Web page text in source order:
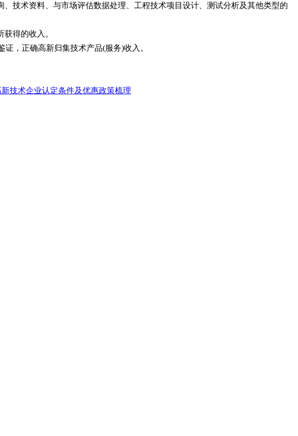
技术资料、与市场评估数据处理、工程技术项目设计、测试分析及其他类型的
得的收入。
，正确高新归集技术产品(服务)收入。
技术企业认定条件及优惠政策梳理